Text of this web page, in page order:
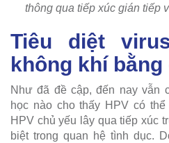
thông qua tiếp xúc gián tiếp
Tiêu diệt
không khí bằng
Như đã đề cập, đến nay vẫn
học nào cho thấy HPV có
HPV chủ yếu lây qua tiếp xúc
biệt trong quan hệ tình dục.